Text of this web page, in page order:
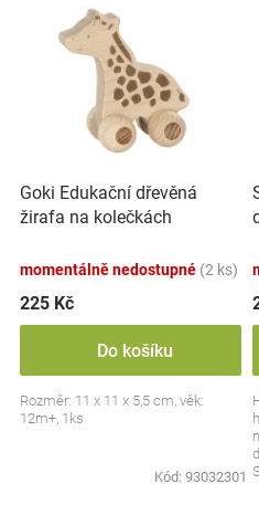
Goki Edukační dřevěná
žirafa na kolečkách
momentálně nedostupné (2 ks)
225 Kč
Do košíku
Rozměr: 11 x 11 x 5,5 cm, věk:
12m+, 1ks
Kód: 93032301